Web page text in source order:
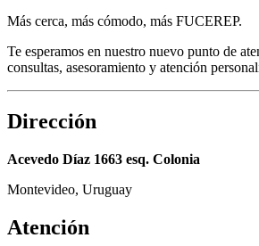
Más cerca, más cómodo, más FUCEREP.
Te esperamos en nuestro nuevo punto de
consultas, asesoramiento y atención
Dirección
Acevedo Díaz 1663 esq. Colonia
Montevideo, Uruguay
Atención